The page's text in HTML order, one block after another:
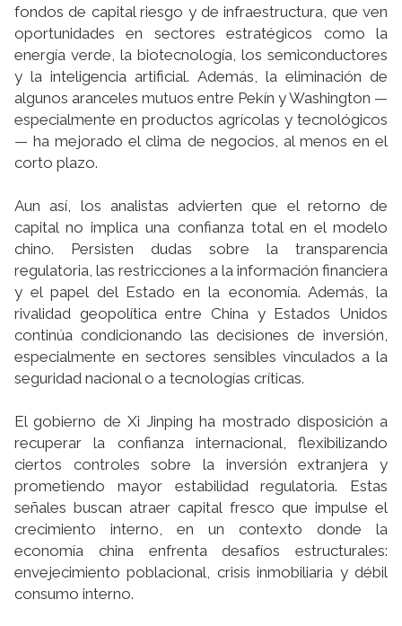
fondos de capital riesgo y de infraestructura, que ven
oportunidades en sectores estratégicos como la
energía verde, la biotecnología, los semiconductores
y la inteligencia artificial. Además, la eliminación de
algunos aranceles mutuos entre Pekín y Washington —
especialmente en productos agrícolas y tecnológicos
— ha mejorado el clima de negocios, al menos en el
corto plazo.
Aun así, los analistas advierten que el retorno de
capital no implica una confianza total en el modelo
chino. Persisten dudas sobre la transparencia
regulatoria, las restricciones a la información financiera
y el papel del Estado en la economía. Además, la
rivalidad geopolítica entre China y Estados Unidos
continúa condicionando las decisiones de inversión,
especialmente en sectores sensibles vinculados a la
seguridad nacional o a tecnologías críticas.
El gobierno de Xi Jinping ha mostrado disposición a
recuperar la confianza internacional, flexibilizando
ciertos controles sobre la inversión extranjera y
prometiendo mayor estabilidad regulatoria. Estas
señales buscan atraer capital fresco que impulse el
crecimiento interno, en un contexto donde la
economía china enfrenta desafíos estructurales:
envejecimiento poblacional, crisis inmobiliaria y débil
consumo interno.